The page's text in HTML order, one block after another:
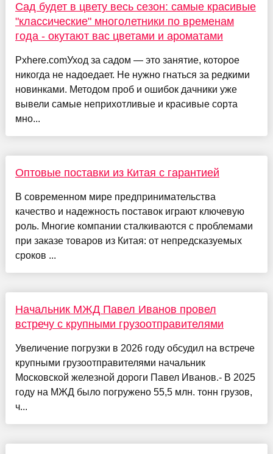
Сад будет в цвету весь сезон: самые красивые
"классические" многолетники по временам
года - окутают вас цветами и ароматами
Pxhere.comУход за садом — это занятие, которое
никогда не надоедает. Не нужно гнаться за редкими
новинками. Методом проб и ошибок дачники уже
вывели самые неприхотливые и красивые сорта
мно...
Оптовые поставки из Китая с гарантией
В современном мире предпринимательства
качество и надежность поставок играют ключевую
роль. Многие компании сталкиваются с проблемами
при заказе товаров из Китая: от непредсказуемых
сроков ...
Начальник МЖД Павел Иванов провел
встречу с крупными грузоотправителями
Увеличение погрузки в 2026 году обсудил на встрече
крупными грузоотправителями начальник
Московской железной дороги Павел Иванов.- В 2025
году на МЖД было погружено 55,5 млн. тонн грузов,
ч...